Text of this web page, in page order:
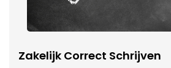
Zakelijk Correct Schrijven